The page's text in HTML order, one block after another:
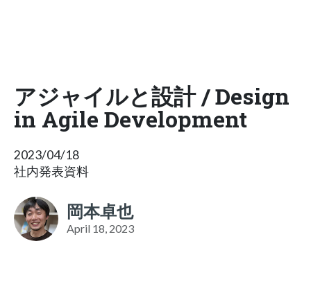
アジャイルと設計 / Design
in Agile Development
2023/04/18
社内発表資料
岡本卓也
April 18, 2023